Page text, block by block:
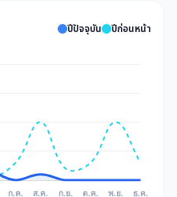
ปีปัจจุบัน ปีก่อนหน้า